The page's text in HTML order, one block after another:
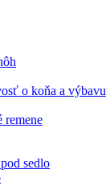
o koňa a výbavu
remene
sedlo